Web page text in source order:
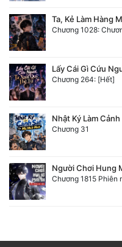
Ta, Kẻ Làm Hàng
Chương 1028:
Lấy Cái Gì Cứu
Chương 264: [Hết]
Nhật Ký Làm
Chương 31
Người Chơi Hung
Chương 1815 Phiên